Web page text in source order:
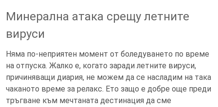
Минерална атака срещу летните
вируси
Няма по-неприятен момент от боледуването по време
на отпуска. Жалко е, когато заради летните вируси,
причиняващи диария, не можем да се насладим на така
чаканото време за релакс. Ето защо е добре още преди
тръгване към мечтаната дестинация да сме